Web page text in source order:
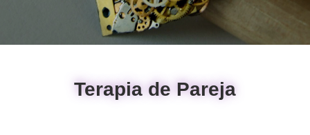
Terapia de Pareja